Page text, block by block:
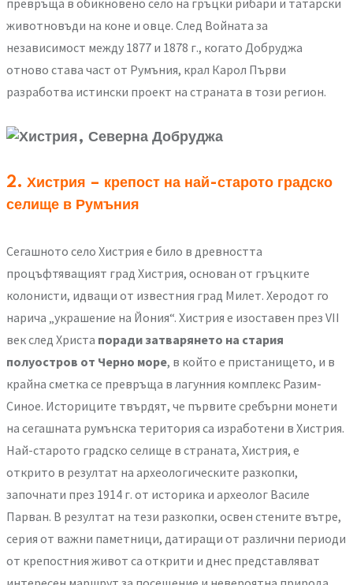
животновъди на коне и овце. След Войната за
независимост между 1877 и 1878 г., когато Добруджа
отново става част от Румъния, крал Карол Първи
разработва истински проект на страната в този регион.
2. Хистрия – крепост на най-старото градско
селище в Румъния
Сегашното село Хистрия е било в древността
процъфтяващият град Хистрия, основан от гръцките
колонисти, идващи от известния град Милет. Херодот го
нарича „украшение на Йония“. Хистрия е изоставен през VII
век след Христа поради затварянето на стария
полуостров от Черно море, в който е пристанището, и в
крайна сметка се превръща в лагунния комплекс Разим-
Синое. Историците твърдят, че първите сребърни монети
на сегашната румънска територия са изработени в Хистрия.
Най-старото градско селище в страната, Хистрия, е
открито в резултат на археологическите разкопки,
започнати през 1914 г. от историка и археолог Василе
Парван. В резултат на тези разкопки, освен стените вътре,
серия от важни паметници, датиращи от различни периоди
от крепостния живот са открити и днес представляват